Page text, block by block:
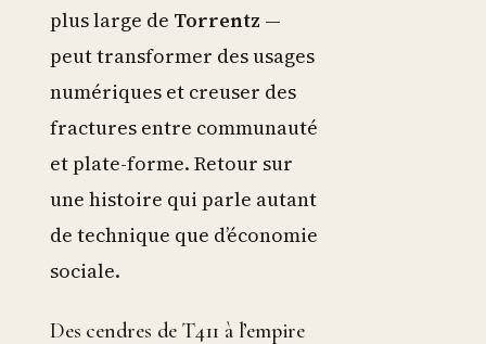
plus large de Torrentz —
peut transformer des usages
numériques et creuser des
fractures entre communauté
et plate-forme. Retour sur
une histoire qui parle autant
de technique que d’économie
sociale.
Des cendres de T411 à l’empire